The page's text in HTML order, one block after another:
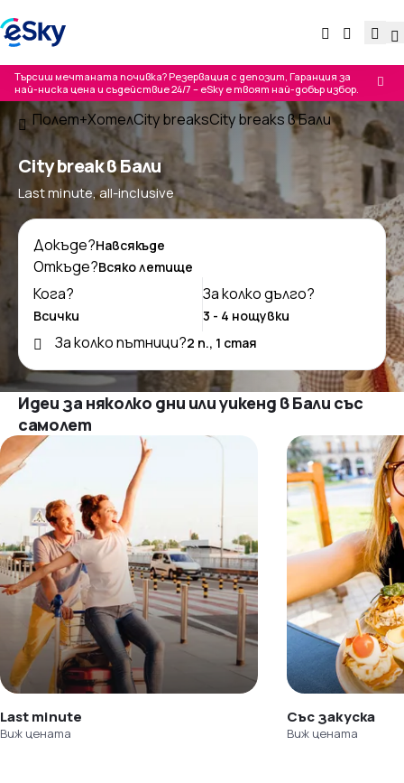
Търсиш мечтаната почивка? Резервация с депозит, Гаранция за
най-ниска цена и съдействие 24/7 – eSky е твоят най-добър избор.
Полет+ХотелCity breaksCity breaks в Бали
City break в Бали
Last minute, all-inclusive
Докъде?
Откъде?
Кога?
За колко дълго?
За колко пътници?
Идеи за няколко дни или уикенд в Бали със
самолет
Last minute
Виж цената
Със закуска
Виж цената